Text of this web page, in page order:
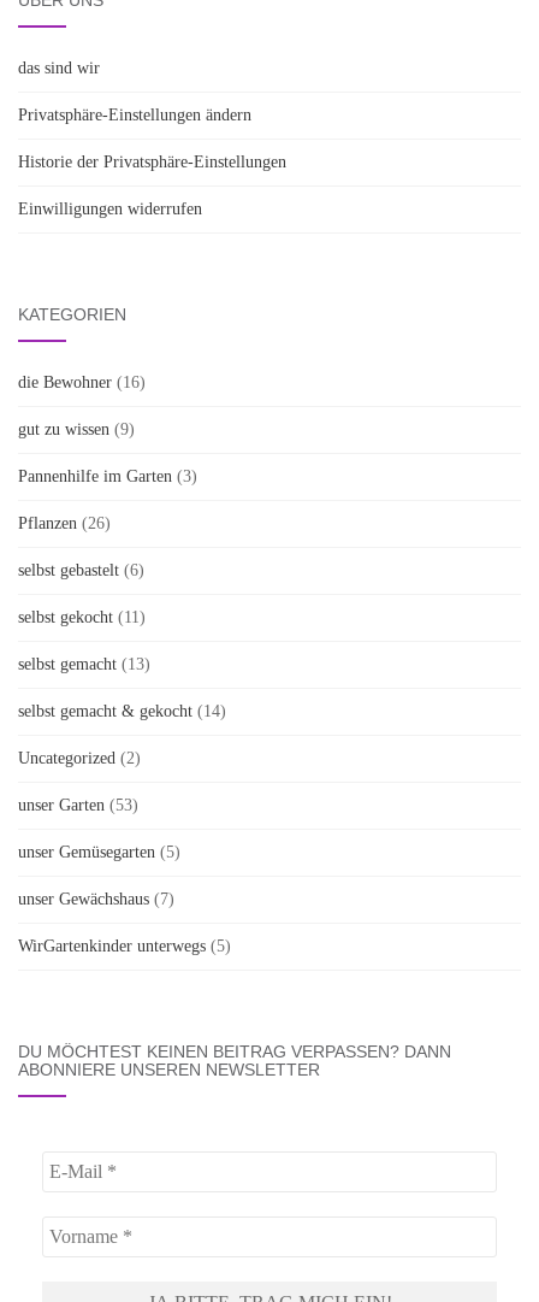
das sind wir
Privatsphäre-Einstellungen ändern
Historie der Privatsphäre-Einstellungen
Einwilligungen widerrufen
KATEGORIEN
die Bewohner (16)
gut zu wissen (9)
Pannenhilfe im Garten (3)
Pflanzen (26)
selbst gebastelt (6)
selbst gekocht (11)
selbst gemacht (13)
selbst gemacht & gekocht (14)
Uncategorized (2)
unser Garten (53)
unser Gemüsegarten (5)
unser Gewächshaus (7)
WirGartenkinder unterwegs (5)
DU MÖCHTEST KEINEN BEITRAG VERPASSEN? DANN
ABONNIERE UNSEREN NEWSLETTER